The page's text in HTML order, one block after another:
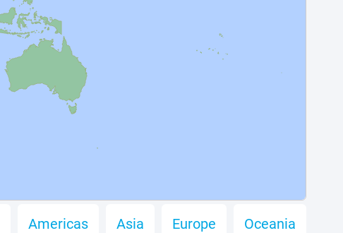
Americas Asia Europe Oceania